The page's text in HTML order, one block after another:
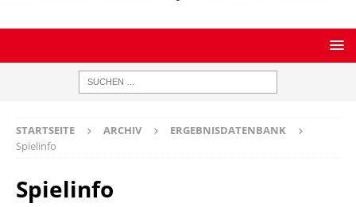
STARTSEITE ARCHIV
ERGEBNISDATENBANK
Spielinfo
Spielinfo